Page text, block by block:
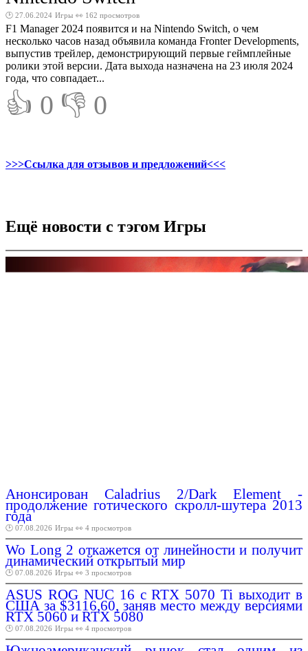
🕑 27.06.2024 Игры 👀 162 просмотров
F1 Manager 2024 появится и на Nintendo Switch, о чем
несколько часов назад объявила команда Fronter Developments,
выпустив трейлер, демонстрирующий первые геймплейные
ролики этой версии. Дата выхода назначена на 23 июля 2024
года, что совпадает...
👍 0 👎 0
>>>Ссылка для отзывов и предложений<<<
Ещё новости с тэгом Игры
Анонсирован Caladrius 2/Dark Element -
продолжение готического скролл-шутера 2013
года
🕑 07.08.2026 Игры 👀 4 просмотров
Wo Long 2 откажется от линейности и получит
динамический открытый мир
🕑 07.08.2026 Игры 👀 3 просмотров
ASUS ROG NUC 16 с RTX 5070 Ti выходит в
США за $3116,60, заняв место между версиями
RTX 5060 и RTX 5080
🕑 07.08.2026 Игры 👀 4 просмотров